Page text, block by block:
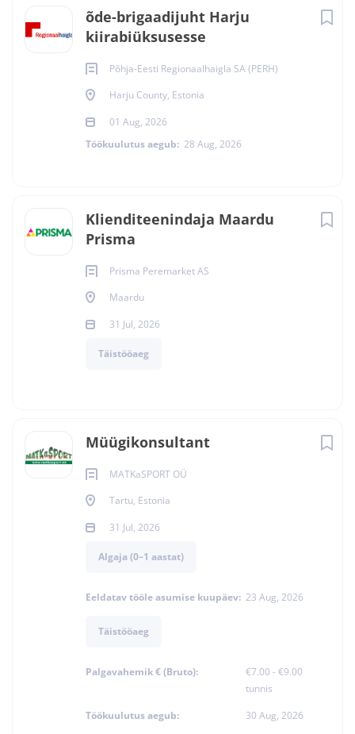
õde-brigaadijuht Harju
kiirabiüksusesse
Põhja-Eesti Regionaalhaigla SA (PERH)
Harju County, Estonia
01 Aug, 2026
Töökuulutus aegub: 28 Aug, 2026
Klienditeenindaja Maardu
Prisma
Prisma Peremarket AS
Maardu
31 Jul, 2026
Täistööaeg
Müügikonsultant
MATKaSPORT OÜ
Tartu, Estonia
31 Jul, 2026
Algaja (0–1 aastat)
Eeldatav tööle asumise kuupäev: 23 Aug, 2026
Täistööaeg
Palgavahemik € (Bruto):
€7.00 - €9.00
tunnis
Töökuulutus aegub:
30 Aug, 2026